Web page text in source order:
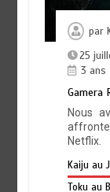
par
25
3 ans
Gamera
Nous
Netflix.
Kaiju au
Toku au